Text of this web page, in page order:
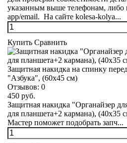
указанным выше телефонам, либо
app/email. На сайте kolesa-kolya...
Купить Сравнить
Защитная накидка на спинку
"Азбука", (60х45 см)
Отзывов: 0
450 руб.
Защитная накидка "Органайзер
для планшета+2 кармана), (40х35
Мастер поможет подобрать запч...